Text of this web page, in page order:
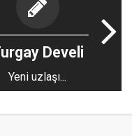
Develi
Yeni uzlaşı...